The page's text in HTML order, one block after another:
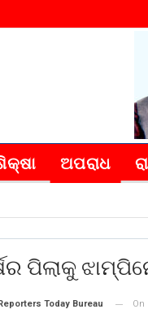
ଅପରାଧ
ପିଲାକୁ
Reporters Today Bureau On